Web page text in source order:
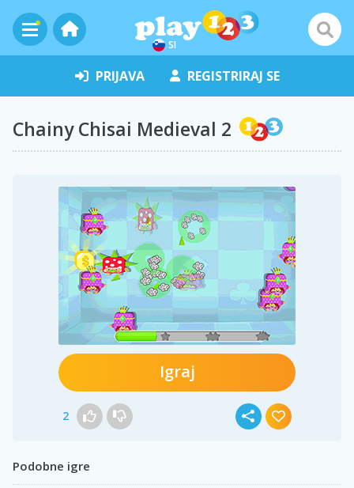
SI
PRIJAVA REGISTRIRAJ SE
Chainy Chisai Medieval 2
Igraj
2
Podobne igre